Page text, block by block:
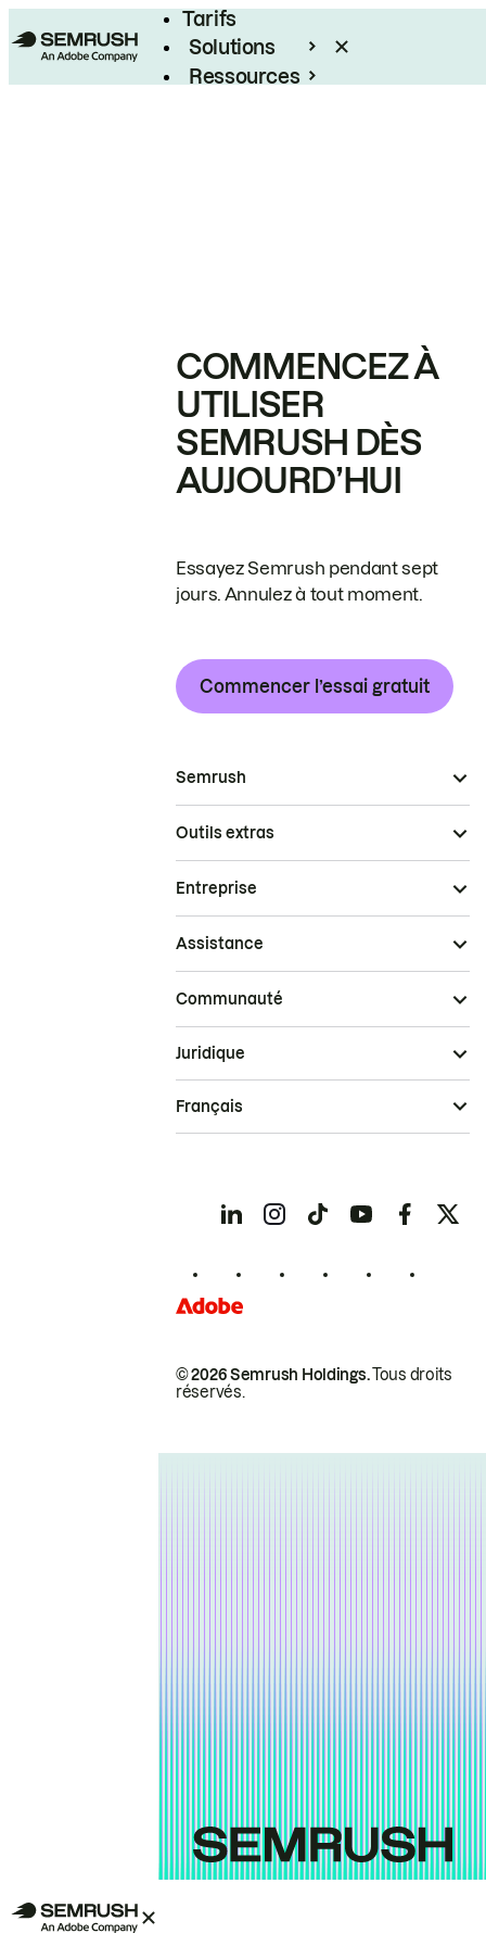
Tarifs
Solutions
Ressources
COMMENCEZ À
UTILISER
SEMRUSH DÈS
AUJOURD’HUI
Essayez Semrush pendant sept
jours. Annulez à tout moment.
Commencer l’essai gratuit
Semrush
Outils extras
Entreprise
Assistance
Communauté
© 2026 Semrush Holdings.Tous droits
réservés.
Juridique
Français